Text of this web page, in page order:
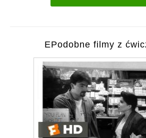
EPodobne filmy z